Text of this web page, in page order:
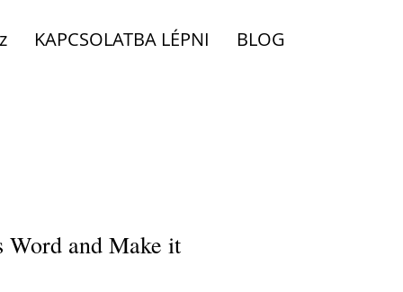
KAPCSOLATBA LÉPNI BLOG
and Make it